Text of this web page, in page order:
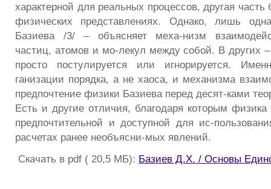
характерной для реальных процессов, другая часть
физических представлениях. Однако, лишь
Базиева /3/ – объясняет меха-низм
частиц, атомов и мо-лекул между собой. В других
просто постулируется или игнорируется.
ганизации порядка, а не хаоса, и механизма
предпочтение физики Базиева перед десят-ками
Есть и другие отличия, благодаря которым физика
предпочтительной и доступной для ис-
расчетах ранее необъясни-мых явлений.
Скачать в pdf ( 20,5 МБ): Базиев Д.Х. / Основы